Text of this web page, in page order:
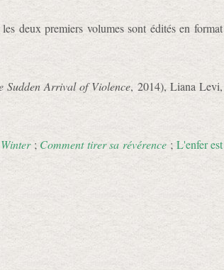
deux premiers volumes sont édités en format
Sudden Arrival of Violence, 2014), Liana Levi,
; Comment tirer sa révérence; L'enfer est